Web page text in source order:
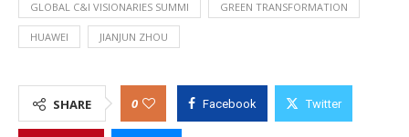
GLOBAL C&I VISIONARIES SUMMI GREEN TRANSFORMATION
HUAWEI JIANJUN ZHOU
SHARE 0 Facebook Twitter